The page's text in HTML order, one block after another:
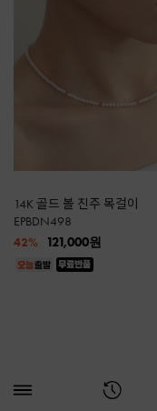
14K 골드 볼 진주 목걸이
EPBDN498
121,000원
42%